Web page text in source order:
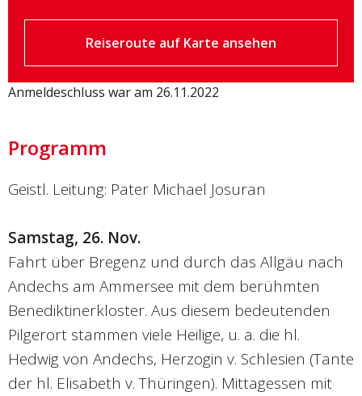
Reiseroute auf Karte ansehen
Anmeldeschluss war am 26.11.2022
Programm
Geistl. Leitung: Pater Michael Josuran
Samstag, 26. Nov.
Fahrt über Bregenz und durch das Allgäu nach
Andechs am Ammersee mit dem berühmten
Benediktinerkloster. Aus diesem bedeutenden
Pilgerort stammen viele Heilige, u. a. die hl.
Hedwig von Andechs, Herzogin v. Schlesien (Tante
der hl. Elisabeth v. Thüringen). Mittagessen mit